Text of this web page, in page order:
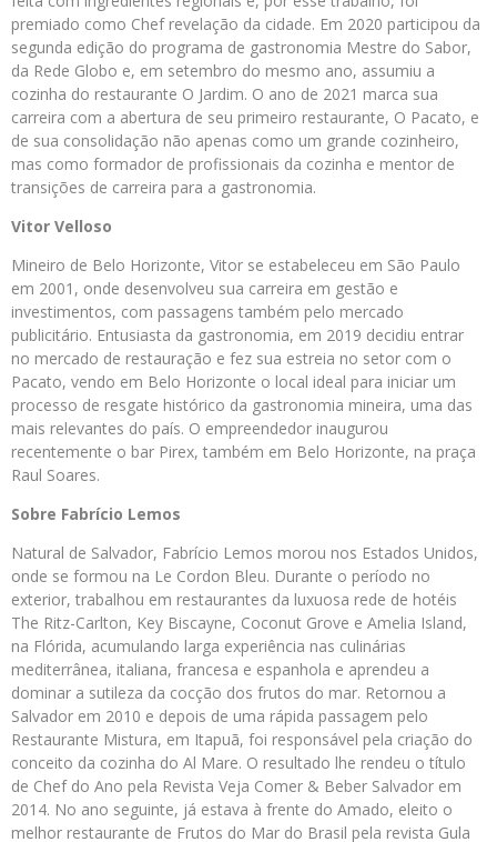
premiado como Chef revelação da cidade. Em 2020 participou da
segunda edição do programa de gastronomia Mestre do Sabor,
da Rede Globo e, em setembro do mesmo ano, assumiu a
cozinha do restaurante O Jardim. O ano de 2021 marca sua
carreira com a abertura de seu primeiro restaurante, O Pacato, e
de sua consolidação não apenas como um grande cozinheiro,
mas como formador de profissionais da cozinha e mentor de
transições de carreira para a gastronomia.
Vitor Velloso
Mineiro de Belo Horizonte, Vitor se estabeleceu em São Paulo
em 2001, onde desenvolveu sua carreira em gestão e
investimentos, com passagens também pelo mercado
publicitário. Entusiasta da gastronomia, em 2019 decidiu entrar
no mercado de restauração e fez sua estreia no setor com o
Pacato, vendo em Belo Horizonte o local ideal para iniciar um
processo de resgate histórico da gastronomia mineira, uma das
mais relevantes do país. O empreendedor inaugurou
recentemente o bar Pirex, também em Belo Horizonte, na praça
Raul Soares.
Sobre Fabrício Lemos
Natural de Salvador, Fabrício Lemos morou nos Estados Unidos,
onde se formou na Le Cordon Bleu. Durante o período no
exterior, trabalhou em restaurantes da luxuosa rede de hotéis
The Ritz-Carlton, Key Biscayne, Coconut Grove e Amelia Island,
na Flórida, acumulando larga experiência nas culinárias
mediterrânea, italiana, francesa e espanhola e aprendeu a
dominar a sutileza da cocção dos frutos do mar. Retornou a
Salvador em 2010 e depois de uma rápida passagem pelo
Restaurante Mistura, em Itapuã, foi responsável pela criação do
conceito da cozinha do Al Mare. O resultado lhe rendeu o título
de Chef do Ano pela Revista Veja Comer & Beber Salvador em
2014. No ano seguinte, já estava à frente do Amado, eleito o
melhor restaurante de Frutos do Mar do Brasil pela revista Gula